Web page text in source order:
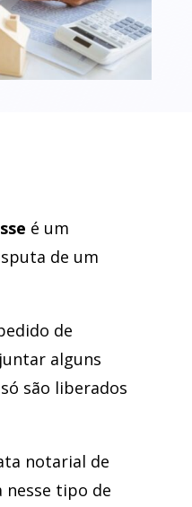
é um
de um
de
alguns
são liberados
notarial de
nesse tipo de